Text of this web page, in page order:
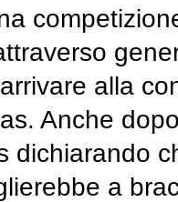
alla
Anche
dichiarando
a